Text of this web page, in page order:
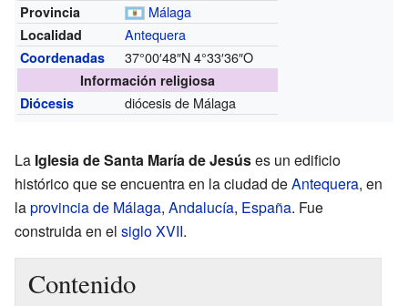
Provincia Málaga
Localidad Antequera
Coordenadas 37°00′48″N4°33′36″O
Información religiosa
Diócesis
diócesis de Málaga
La Iglesia de Santa María de Jesúses un edificio
histórico que se encuentra en la ciudad deAntequera, en
laprovincia de Málaga, Andalucía, España. Fue
construida en el siglo XVII.
Contenido